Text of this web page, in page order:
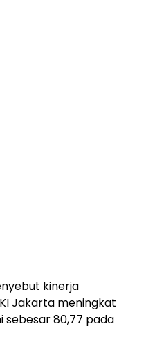
kinerja
Jakarta meningkat
sebesar 80,77 pada